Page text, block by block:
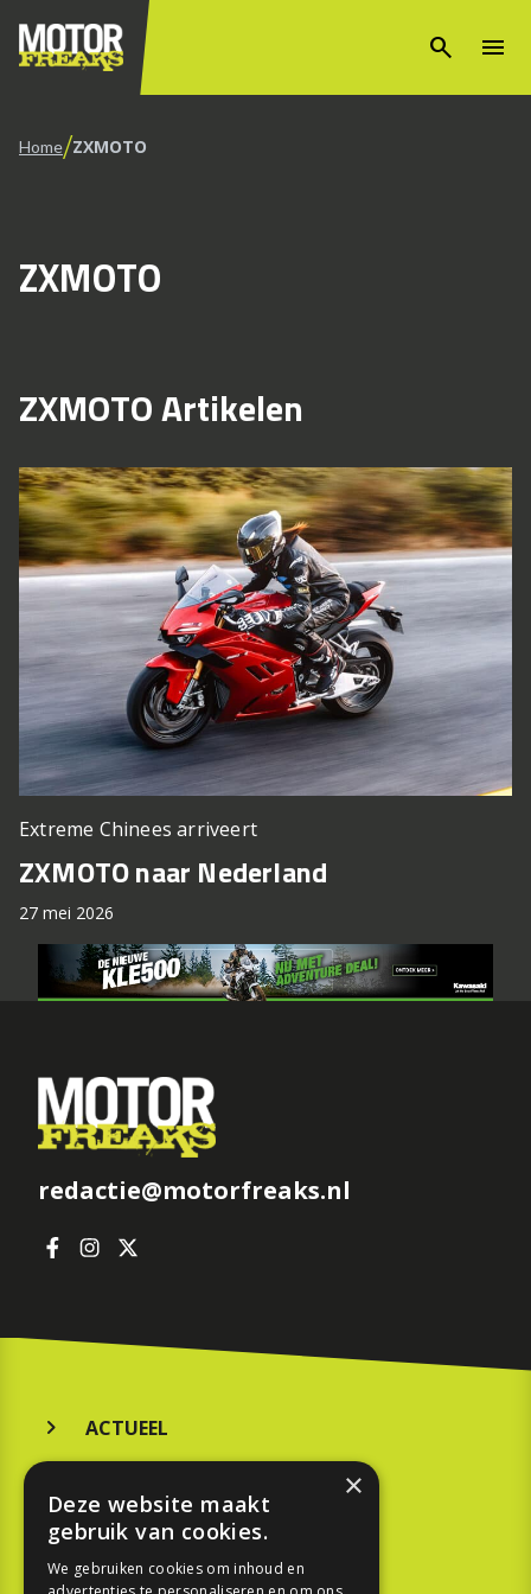
search menu
Home/ZXMOTO
ZXMOTO
ZXMOTO Artikelen
Extreme Chinees arriveert
ZXMOTO naar Nederland
27 mei 2026
redactie@motorfreaks.nl
ACTUEEL
KOOPGIDS
TESTEN
×
Deze website maakt
gebruik van cookies.
We gebruiken cookies om inhoud en